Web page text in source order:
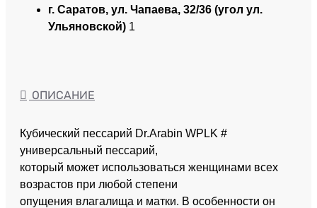
г. Саратов, ул. Чапаева, 32/36 (угол ул.
Ульяновской) 1
ОПИСАНИЕ
Кубический пессарий Dr.Arabin WPLK #
универсальный пессарий,
который может использоваться женщинами всех
возрастов при любой степени
опущения влагалища и матки. В особенности он